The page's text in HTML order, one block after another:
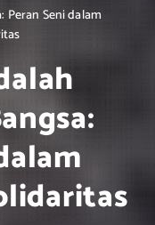
Peran Seni dalam